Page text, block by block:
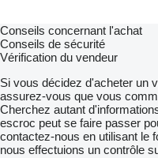
Conseils concernant l'achat
Conseils de sécurité
Vérification du vendeur
Si vous décidez d'acheter un
assurez-vous que vous
Cherchez autant
escroc peut se faire passer
contactez-nous en utilisant le
nous effectuions un contrôle